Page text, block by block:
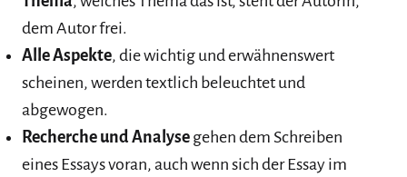
dem Autor frei.
Alle Aspekte, die wichtig und erwähnenswert
scheinen, werden textlich beleuchtet und
abgewogen.
Recherche und Analyse gehen dem Schreiben
eines Essays voran, auch wenn sich der Essay im